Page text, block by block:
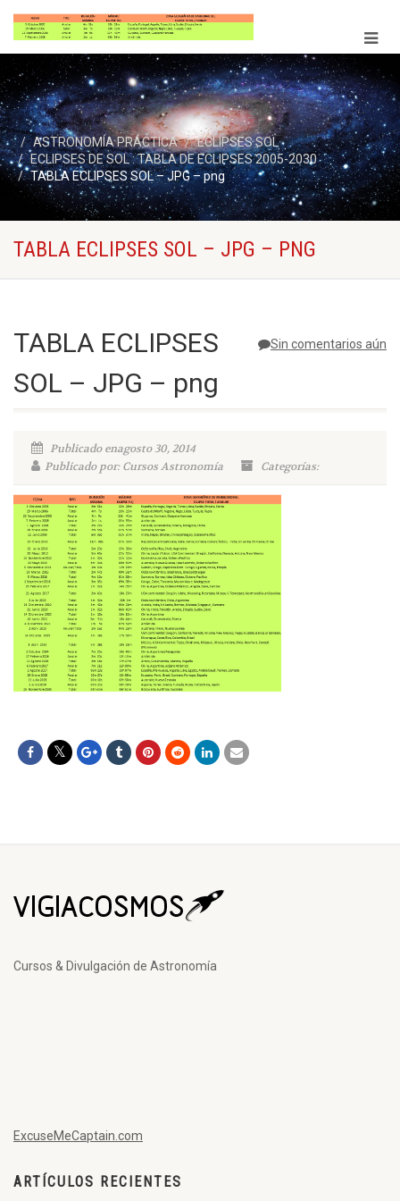
ASTRONOMÍA PRÁCTICA
ECLIPSES SOL
ECLIPSES DE SOL : TABLA DE ECLIPSES 2005-2030
TABLA ECLIPSES SOL – JPG – png
TABLA ECLIPSES SOL – JPG – PNG
Sin comentarios aún
TABLA ECLIPSES
SOL – JPG – png
Publicado enagosto 30, 2014
Publicado por: Cursos Astronomía
Categorías:
Cursos & Divulgación de Astronomía
ExcuseMeCaptain.com
ARTÍCULOS RECIENTES